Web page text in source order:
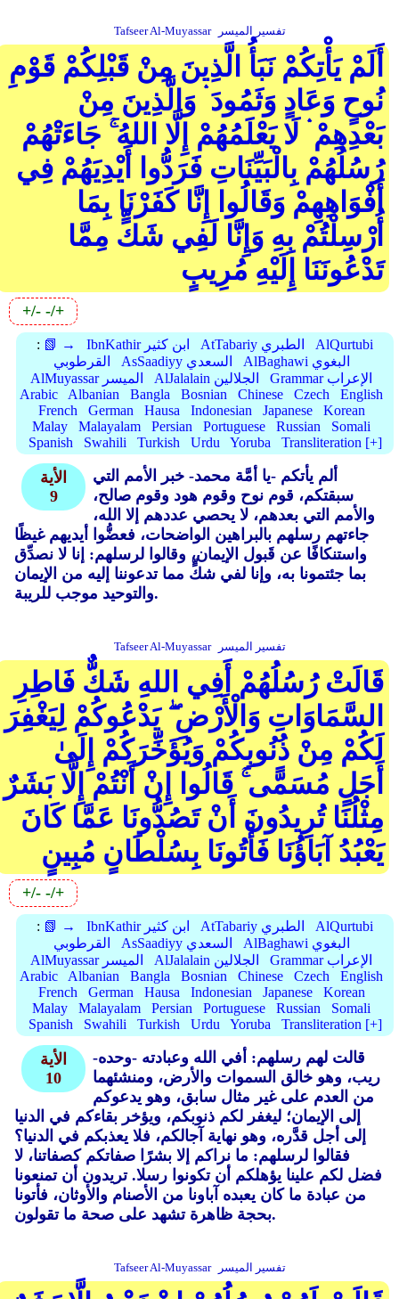
Tafseer Al-Muyassar تفسير الميسر
أَلَمْ يَأْتِكُمْ نَبَأُ الَّذِينَ مِنْ قَبْلِكُمْ قَوْمِ
نُوحٍ وَعَادٍ وَثَمُودَ ۛ وَالَّذِينَ مِنْ
بَعْدِهِمْ ۛ لَا يَعْلَمُهُمْ إِلَّا اللهُ ۚ جَاءَتْهُمْ
رُسُلُهُمْ بِالْبَيِّنَاتِ فَرَدُّوا أَيْدِيَهُمْ فِي
أَفْوَاهِهِمْ وَقَالُوا إِنَّا كَفَرْنَا بِمَا
أُرْسِلْتُمْ بِهِ وَإِنَّا لَفِي شَكٍّ مِمَّا
تَدْعُونَنَا إِلَيْهِ مُرِيبٍ
+/- -/+
: 📗 → IbnKathir ابن كثير AtTabariy الطبري
AlQurtubi
القرطوبي
AsSaadiyy السعدي
AlBaghawi البغوي
AlMuyassar الميسر
AlJalalain الجلالين
Grammar الإعراب
Arabic
Albanian Bangla Bosnian Chinese Czech
English
French
German Hausa Indonesian Japanese
Korean
Malay
Malayalam Persian Portuguese Russian
Somali
Spanish
Swahili Turkish Urdu Yoruba Transliteration [+]
الأية
9
ألم يأتكم -يا أمَّة محمد- خبر الأمم التي
سبقتكم، قوم نوح وقوم هود وقوم صالح،
والأمم التي بعدهم، لا يحصي عددهم إلا الله،
جاءتهم رسلهم بالبراهين الواضحات، فعضُّوا أيديهم غيظًا
واستنكافًا عن قَبول الإيمان، وقالوا لرسلهم: إنا لا نصدِّق
بما جئتمونا به، وإنا لفي شكٍّ مما تدعوننا إليه من الإيمان
والتوحيد موجب للريبة.
Tafseer Al-Muyassar تفسير الميسر
قَالَتْ رُسُلُهُمْ أَفِي اللهِ شَكٌّ فَاطِرِ
السَّمَاوَاتِ وَالْأَرْضِ ۖ يَدْعُوكُمْ لِيَغْفِرَ
لَكُمْ مِنْ ذُنُوبِكُمْ وَيُؤَخِّرَكُمْ إِلَىٰ
أَجَلٍ مُسَمًّى ۚ قَالُوا إِنْ أَنْتُمْ إِلَّا بَشَرٌ
مِثْلُنَا تُرِيدُونَ أَنْ تَصُدُّونَا عَمَّا كَانَ
يَعْبُدُ آبَاؤُنَا فَأْتُونَا بِسُلْطَانٍ مُبِينٍ
+/- -/+
: 📗 → IbnKathir ابن كثير AtTabariy الطبري
AlQurtubi
القرطوبي
AsSaadiyy السعدي
AlBaghawi البغوي
AlMuyassar الميسر
AlJalalain الجلالين
Grammar الإعراب
Arabic
Albanian Bangla Bosnian Chinese Czech
English
French
German Hausa Indonesian Japanese
Korean
Malay
Malayalam Persian Portuguese Russian
Somali
Spanish
Swahili Turkish Urdu Yoruba Transliteration [+]
الأية
10
قالت لهم رسلهم: أفي الله وعبادته -وحده-
ريب، وهو خالق السموات والأرض، ومنشئهما
من العدم على غير مثال سابق، وهو يدعوكم
إلى الإيمان؛ ليغفر لكم ذنوبكم، ويؤخر بقاءكم في الدنيا
إلى أجل قدَّره، وهو نهاية آجالكم، فلا يعذبكم في الدنيا؟
فقالوا لرسلهم: ما نراكم إلا بشرًا صفاتكم كصفاتنا، لا
فضل لكم علينا يؤهلكم أن تكونوا رسلا. تريدون أن تمنعونا
من عبادة ما كان يعبده آباونا من الأصنام والأوثان، فأتونا
بحجة ظاهرة تشهد على صحة ما تقولون.
Tafseer Al-Muyassar تفسير الميسر